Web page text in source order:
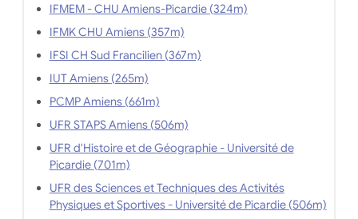
IFMEM - CHU Amiens-Picardie (324m)
IFMK CHU Amiens (357m)
IFSI CH Sud Francilien (367m)
IUT Amiens (265m)
PCMP Amiens (661m)
UFR STAPS Amiens (506m)
UFR d'Histoire et de Géographie - Université de
Picardie (701m)
UFR des Sciences et Techniques des Activités
Physiques et Sportives - Université de Picardie (506m)